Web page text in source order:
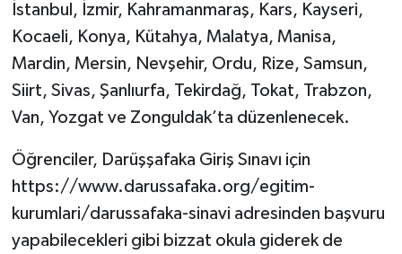
İstanbul, İzmir, Kahramanmaraş, Kars, Kayseri,
Kocaeli, Konya, Kütahya, Malatya, Manisa,
Mardin, Mersin, Nevşehir, Ordu, Rize, Samsun,
Siirt, Sivas, Şanlıurfa, Tekirdağ, Tokat, Trabzon,
Van, Yozgat ve Zonguldak’ta düzenlenecek.
Öğrenciler, Darüşşafaka Giriş Sınavı için
https://www.darussafaka.org/egitim-
kurumlari/darussafaka-sinavi adresinden başvuru
yapabilecekleri gibi bizzat okula giderek de